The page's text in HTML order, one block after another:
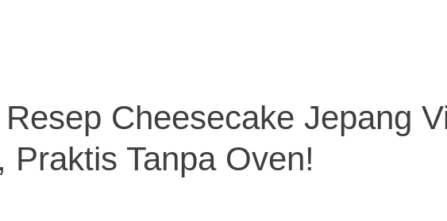
Cheesecake Jepang
Praktis Tanpa Oven!